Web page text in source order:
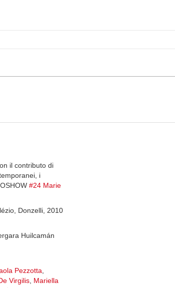
il contributo di
i
#24 Marie
Donzelli, 2010
Huilcamán
Pezzotta,
Virgilis, Mariella